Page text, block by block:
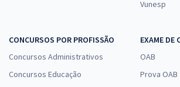
Para o Cargo Nutricionista com a
ou 12x de
R$25,52
Economize R$ 76,56 (-20%)
Comprar
Vunesp
CONCURSOS POR PROFISSÃO
Concursos Administrativos
Concursos Educação
EXAME DE
OAB
Prova OAB